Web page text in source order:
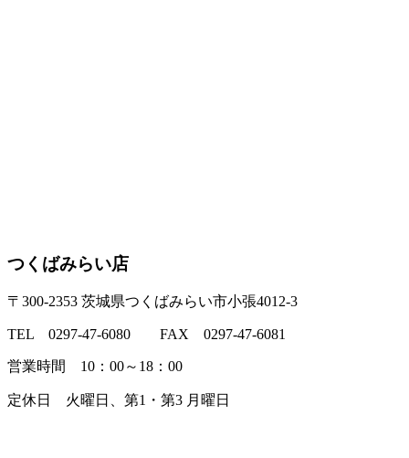
つくばみらい店
〒300-2353 茨城県つくばみらい市小張4012-3
TEL 0297-47-6080 FAX 0297-47-6081
営業時間 10：00～18：00
定休日 火曜日、第1・第3 月曜日